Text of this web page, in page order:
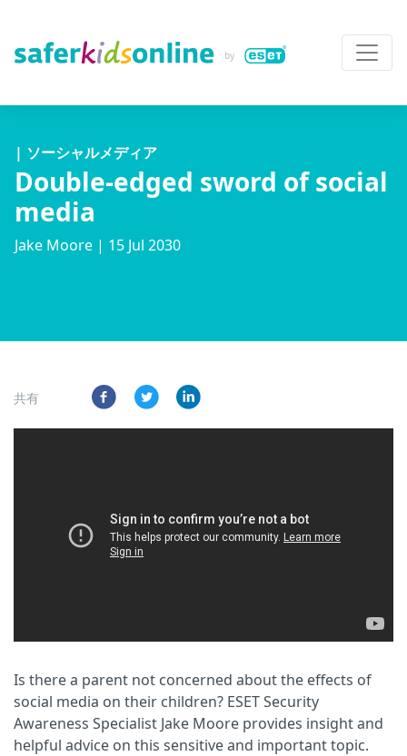
| ソーシャルメディア
Double-edged sword of social
media
Jake Moore | 15 Jul 2030
共有
Is there a parent not concerned about the effects of
social media on their children? ESET Security
Awareness Specialist Jake Moore provides insight and
helpful advice on this sensitive and important topic.